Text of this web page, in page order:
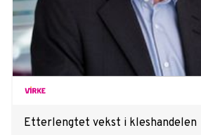
Etterlengtet vekst i kleshandelen